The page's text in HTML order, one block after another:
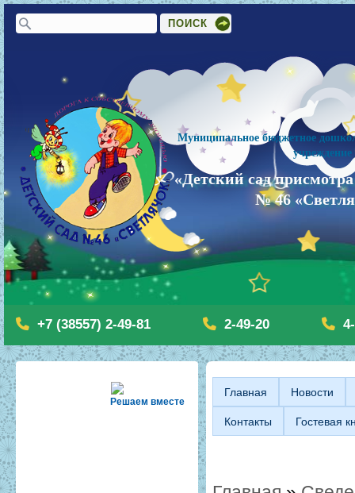
Форма поиска
Поиск
Муниципальное бюджетное
учреждение
«Детский сад
№ 46
+7 (38557) 2-49-81 2-49-20
Решаем вместе
Главная Новости
Контакты Гостевая